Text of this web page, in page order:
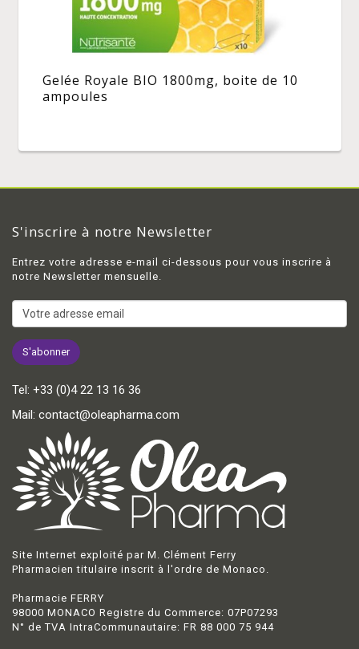
Gelée Royale BIO 1800mg, boite de 10
ampoules
S'inscrire à notre Newsletter
Entrez votre adresse e-mail ci-dessous pour vous inscrire à
notre Newsletter mensuelle.
Tel: +33 (0)4 22 13 16 36
Mail: contact@oleapharma.com
Site Internet exploité par M. Clément Ferry
Pharmacien titulaire inscrit à l'ordre de Monaco.
Pharmacie FERRY
98000 MONACO Registre du Commerce: 07P07293
N° de TVA IntraCommunautaire: FR 88 000 75 944